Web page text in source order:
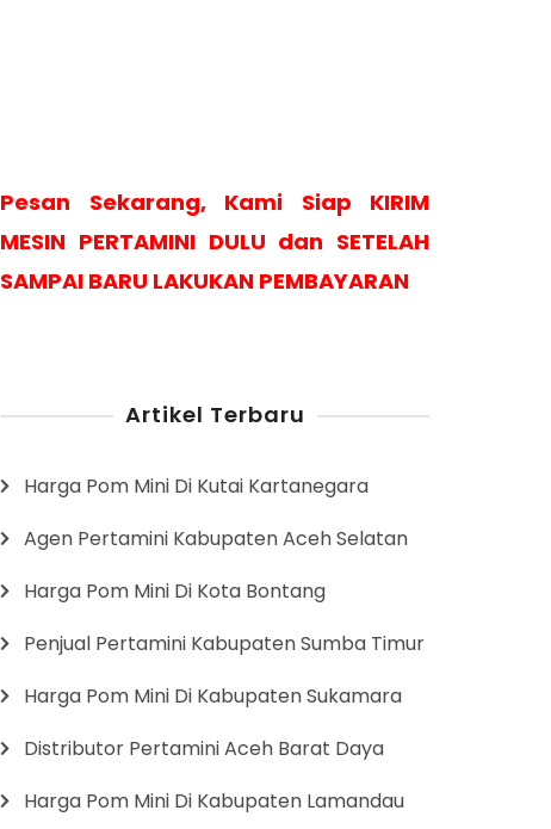
Pesan Sekarang, Kami Siap KIRIM
MESIN PERTAMINI DULU dan SETELAH
SAMPAI BARU LAKUKAN PEMBAYARAN
Artikel Terbaru
Harga Pom Mini Di Kutai Kartanegara
Agen Pertamini Kabupaten Aceh Selatan
Harga Pom Mini Di Kota Bontang
Penjual Pertamini Kabupaten Sumba Timur
Harga Pom Mini Di Kabupaten Sukamara
Distributor Pertamini Aceh Barat Daya
Harga Pom Mini Di Kabupaten Lamandau